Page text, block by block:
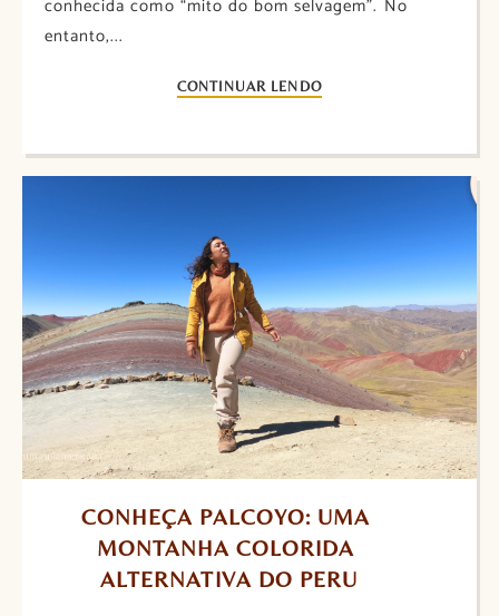
conhecida como “mito do bom selvagem”. No
entanto,...
CONTINUAR LENDO
CONHEÇA PALCOYO: UMA
MONTANHA COLORIDA
ALTERNATIVA DO PERU